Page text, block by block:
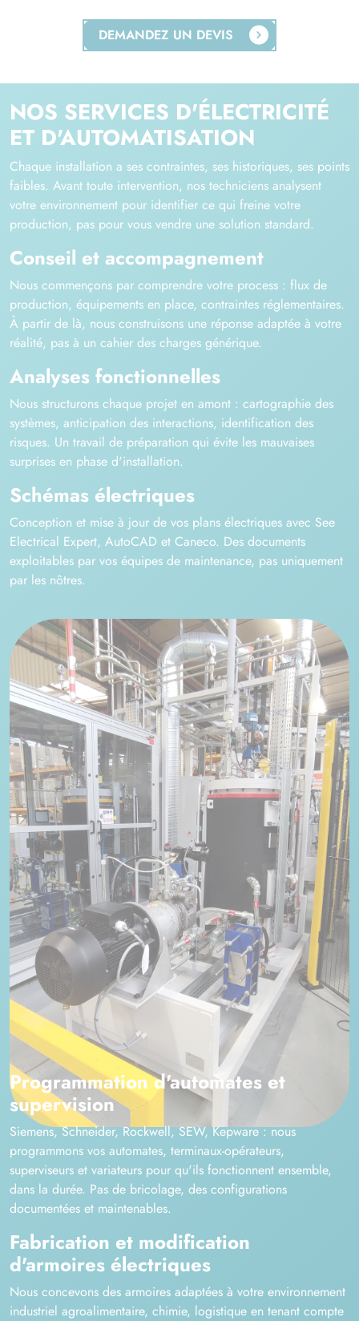
DEMANDEZ UN DEVIS
NOS SERVICES D'ÉLECTRICITÉ
ET D'AUTOMATISATION
Chaque installation a ses contraintes, ses historiques, ses points
faibles. Avant toute intervention, nos techniciens analysent
votre environnement pour identifier ce qui freine votre
production, pas pour vous vendre une solution standard.
Conseil et accompagnement
Nous commençons par comprendre votre process : flux de
production, équipements en place, contraintes réglementaires.
À partir de là, nous construisons une réponse adaptée à votre
réalité, pas à un cahier des charges générique.
Analyses fonctionnelles
Nous structurons chaque projet en amont : cartographie des
systèmes, anticipation des interactions, identification des
risques. Un travail de préparation qui évite les mauvaises
surprises en phase d'installation.
Schémas électriques
Conception et mise à jour de vos plans électriques avec See
Electrical Expert, AutoCAD et Caneco. Des documents
exploitables par vos équipes de maintenance, pas uniquement
par les nôtres.
Programmation d'automates et
supervision
Siemens, Schneider, Rockwell, SEW, Kepware : nous
programmons vos automates, terminaux-opérateurs,
superviseurs et variateurs pour qu'ils fonctionnent ensemble,
dans la durée. Pas de bricolage, des configurations
documentées et maintenables.
Fabrication et modification
d'armoires électriques
Nous concevons des armoires adaptées à votre environnement
industriel agroalimentaire, chimie, logistique en tenant compte